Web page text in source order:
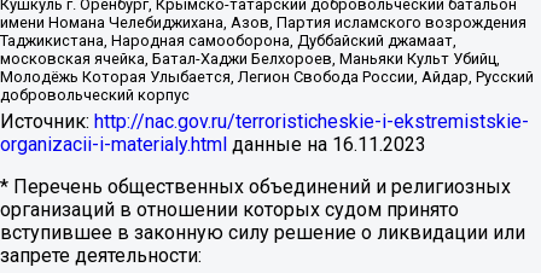
Кушкуль г. Оренбург, Крымско-татарский добровольческий батальон
имени Номана Челебиджихана, Азов, Партия исламского возрождения
Таджикистана, Народная самооборона, Дуббайский джамаат,
московская ячейка, Батал-Хаджи Белхороев, Маньяки Культ Убийц,
Молодёжь Которая Улыбается, Легион Свобода России, Айдар, Русский
добровольческий корпус
Источник: http://nac.gov.ru/terroristicheskie-i-ekstremistskie-
organizacii-i-materialy.html данные на 16.11.2023
* Перечень общественных объединений и религиозных
организаций в отношении которых судом принято
вступившее в законную силу решение о ликвидации или
запрете деятельности: